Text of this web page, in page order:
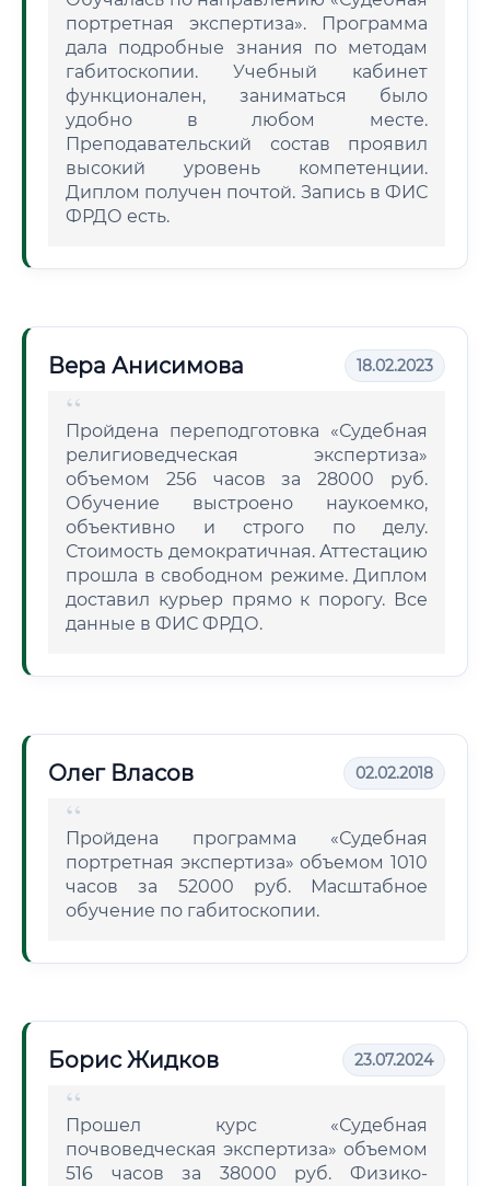
портретная экспертиза». Программа
дала подробные знания по методам
габитоскопии. Учебный кабинет
функционален, заниматься было
удобно в любом месте.
Преподавательский состав проявил
высокий уровень компетенции.
Диплом получен почтой. Запись в ФИС
ФРДО есть.
Вера Анисимова 18.02.2023
Пройдена переподготовка «Судебная
религиоведческая экспертиза»
объемом 256 часов за 28000 руб.
Обучение выстроено наукоемко,
объективно и строго по делу.
Стоимость демократичная. Аттестацию
прошла в свободном режиме. Диплом
доставил курьер прямо к порогу. Все
данные в ФИС ФРДО.
Олег Власов 02.02.2018
Пройдена программа «Судебная
портретная экспертиза» объемом 1010
часов за 52000 руб. Масштабное
обучение по габитоскопии.
Борис Жидков 23.07.2024
Прошел курс «Судебная
почвоведческая экспертиза» объемом
516 часов за 38000 руб. Физико-